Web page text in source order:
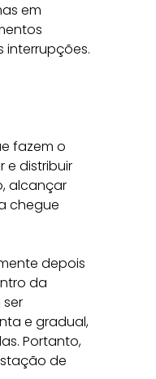
em
interrupções.
fazem o
e distribuir
alcançar
chegue
depois
da
e gradual,
Portanto,
de